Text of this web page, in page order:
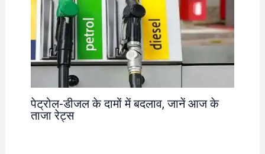
पेट्रोल-डीजल के दामों में बदलाव, जानें आज के
ताजा रेट्स